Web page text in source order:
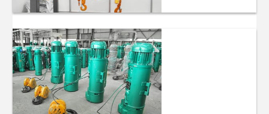
Mga Electric
Chain Hoist